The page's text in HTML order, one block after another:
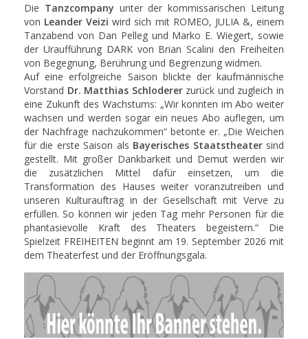
Die Tanzcompany unter der kommissarischen Leitung
von Leander Veizi wird sich mit ROMEO, JULIA &, einem
Tanzabend von Dan Pelleg und Marko E. Wiegert, sowie
der Uraufführung DARK von Brian Scalini den Freiheiten
von Begegnung, Berührung und Begrenzung widmen.
Auf eine erfolgreiche Saison blickte der kaufmännische
Vorstand Dr. Matthias Schlodererzurück und zugleich in
eine Zukunft des Wachstums: „Wir konnten im Abo weiter
wachsen und werden sogar ein neues Abo auflegen, um
der Nachfrage nachzukommen“ betonte er. „Die Weichen
für die erste Saison als Bayerisches Staatstheatersind
gestellt. Mit großer Dankbarkeit und Demut werden wir
die zusätzlichen Mittel dafür einsetzen, um die
Transformation des Hauses weiter voranzutreiben und
unseren Kulturauftrag in der Gesellschaft mit Verve zu
erfüllen. So können wir jeden Tag mehr Personen für die
phantasievolle Kraft des Theaters begeistern.“ Die
Spielzeit FREIHEITEN beginnt am 19. September 2026 mit
dem Theaterfest und der Eröffnungsgala.